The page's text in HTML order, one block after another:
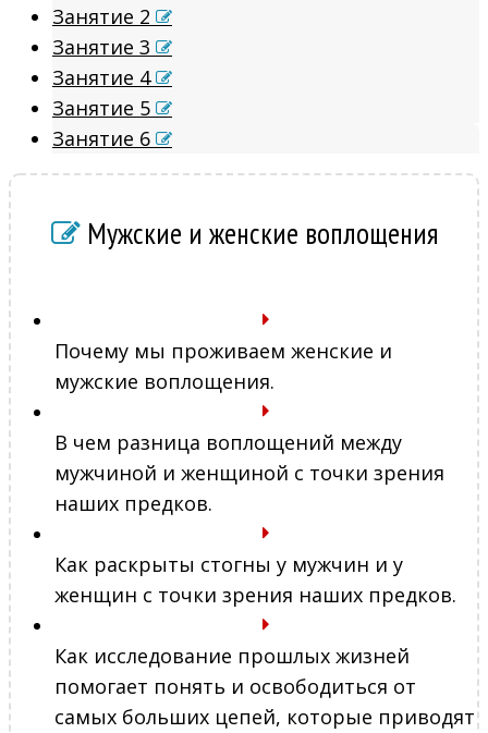
Занятие 2
Занятие 3
Занятие 4
Занятие 5
Занятие 6
Мужские и женские воплощения
Почему мы проживаем женские и
мужские воплощения.
В чем разница воплощений между
мужчиной и женщиной с точки зрения
наших предков.
Как раскрыты стогны у мужчин и у
женщин с точки зрения наших предков.
Как исследование прошлых жизней
помогает понять и освободиться от
самых больших цепей, которые приводят